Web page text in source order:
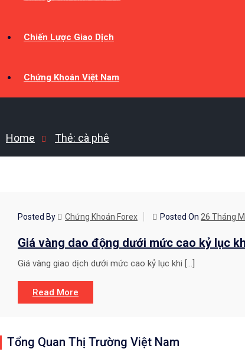
Chiến Lược Giao Dịch
Chứng Khoán Việt Nam
Home Thẻ: cà phê
CHIẾN LƯỢC GIAO DỊCH
Posted By Chứng Khoán Forex Posted On 26 Tháng
Giá vàng dao động dưới mức cao kỷ lục
Giá vàng giao dịch dưới mức cao kỷ lục khi […]
Read More
Tổng Quan Thị Trường Việt Nam